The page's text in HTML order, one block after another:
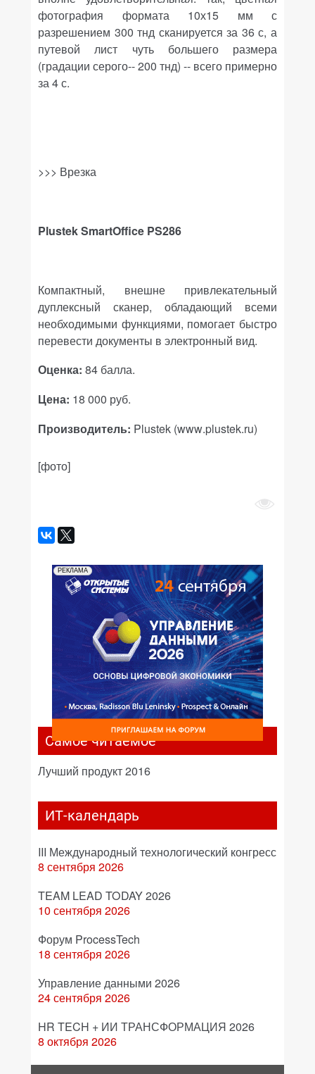
фотография формата 10х15 мм с
разрешением 300 тнд сканируется за 36 с, а
путевой лист чуть большего размера
(градации серого-- 200 тнд) -- всего примерно
за 4 с.
>>> Врезка
PlustekSmartOffice PS286
Компактный, внешне привлекательный
дуплексный сканер, обладающий всеми
необходимыми функциями, помогает быстро
перевести документы в электронный вид.
Оценка: 84 балла.
Цена: 18 000 руб.
Производитель: Plustek (www.plustek.ru)
[фото]
РЕКЛАМА
Самое читаемое
Лучший продукт 2016
ИТ-календарь
III Международный технологический конгресс
8 сентября 2026
TEAM LEAD TODAY 2026
10 сентября 2026
Форум ProcessTech
18 сентября 2026
Управление данными 2026
24 сентября 2026
HR TECH + ИИ ТРАНСФОРМАЦИЯ 2026
8 октября 2026